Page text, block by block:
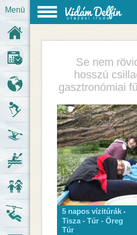
Menü
Körutazások
Vízitúrák
Kenukölcsönzés
Osztálykirándulások
Kalandpark
Se nem
hosszú
gasztronómiai
5 napos vízitúrák •
Tisza - Túr - Öreg
Túr